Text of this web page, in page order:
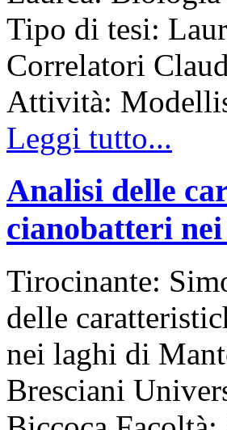
Tipo di tesi:
Correlatori
Attività:
Leggi tutto...
Analisi delle
cianobatteri
Tirocinante:
delle
nei laghi di
Bresciani